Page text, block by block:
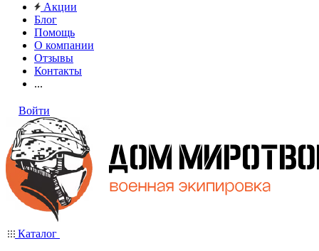
Акции
Блог
Помощь
О компании
Отзывы
Контакты
...
Войти
Каталог